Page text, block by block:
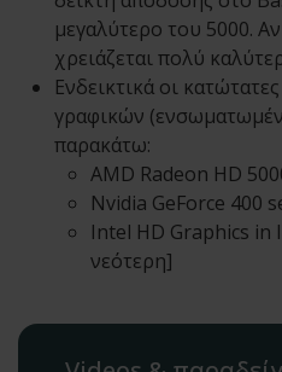
μεγαλύτερο του 5000.
χρειάζεται πολύ
Ενδεικτικά οι
γραφικών
παρακάτω:
AMD Radeon HD
Nvidia GeForce 400
Intel HD Graphics in
νεότερη]